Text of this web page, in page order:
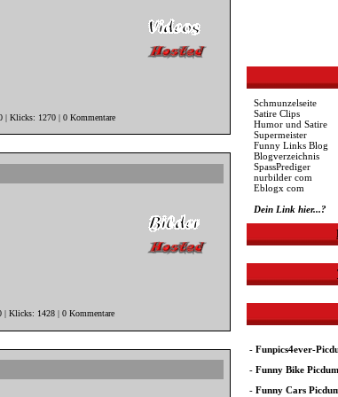
| Klicks: 1270 | 0 Kommentare
Klicks: 1428 | 0 Kommentare
Schmunzelseite
Satire Clips
Humor und Satire
Supermeister
Funny Links Blog
Blogverzeichnis
SpassPrediger
nurbilder com
Eblogx com
Dein Link hier...?
-Funpics4ever-
-Funny Bike
-Funny Cars